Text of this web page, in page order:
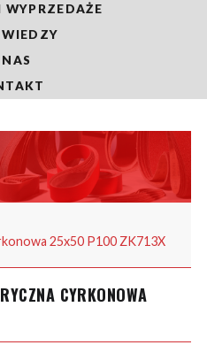
WYPRZEDAŻE
25x50 P100 ZK713X
CYRKONOWA